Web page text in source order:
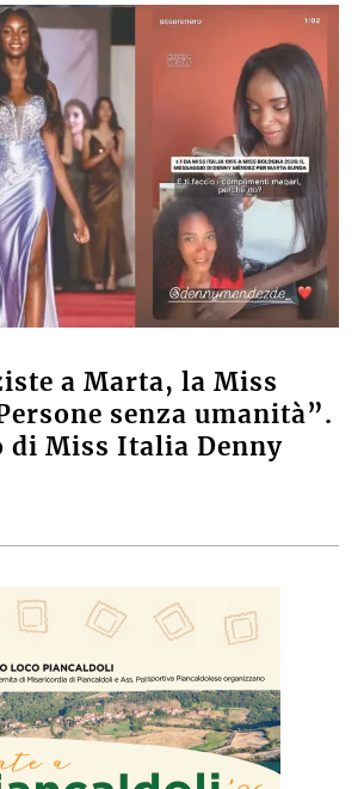
a Marta, la Miss
senza umanità”.
di Miss Italia Denny